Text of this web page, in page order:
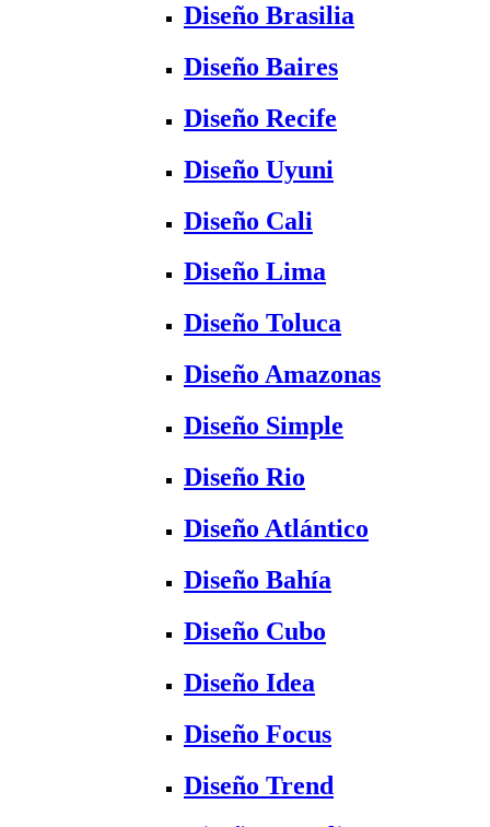
Diseño Brasilia
Diseño Baires
Diseño Recife
Diseño Uyuni
Diseño Cali
Diseño Lima
Diseño Toluca
Diseño Amazonas
Diseño Simple
Diseño Rio
Diseño Atlántico
Diseño Bahía
Diseño Cubo
Diseño Idea
Diseño Focus
Diseño Trend